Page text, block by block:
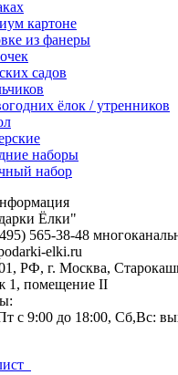
картоне
из фанеры
садов
ёлок / утренников
наборы
набор
Ёлки"
565-38-48
elki.ru
РФ, г. Москва,
1, помещение II
с 9:00 до 18:00, Сб,Вс: